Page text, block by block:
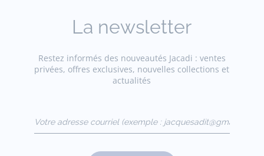
La newsletter
Restez informés des nouveautés Jacadi : ventes
privées, offres exclusives, nouvelles collections et
actualités
(exemple :
jacquesadit@gmail.com)